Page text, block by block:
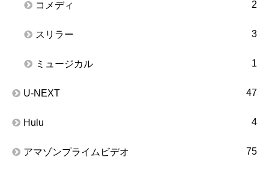
コメディ 2
スリラー 3
ミュージカル 1
U-NEXT 47
Hulu 4
アマゾンプライムビデオ 75